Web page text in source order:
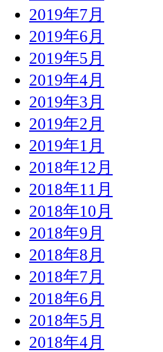
2019年7月
2019年6月
2019年5月
2019年4月
2019年3月
2019年2月
2019年1月
2018年12月
2018年11月
2018年10月
2018年9月
2018年8月
2018年7月
2018年6月
2018年5月
2018年4月